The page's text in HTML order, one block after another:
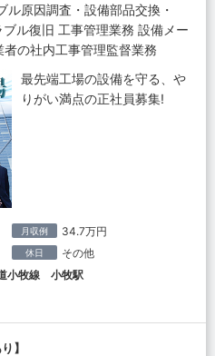
原因調査・設備部品交換・
ル復旧 工事管理業務 設備メー
の社内工事管理監督業務
最先端工場の設備を守る、や
りがい満点の正社員募集!
月収例 34.7万円
休日 その他
小牧線 小牧駅
】